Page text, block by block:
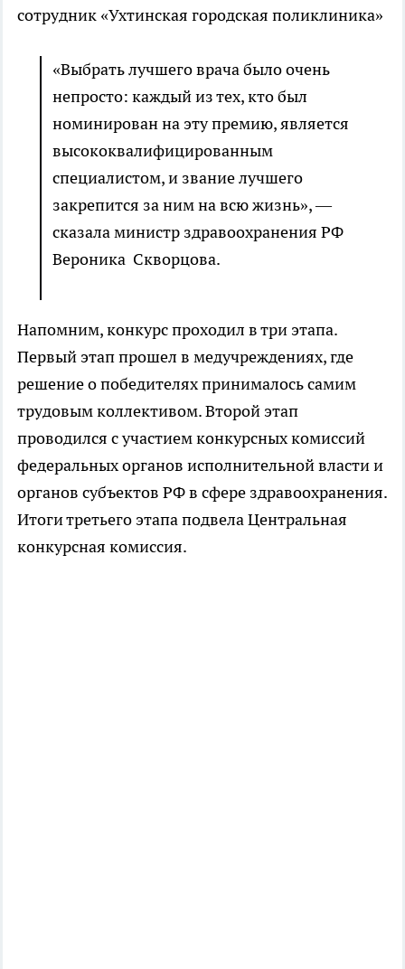
сотрудник «Ухтинская городская поликлиника»
«Выбрать лучшего врача было очень
непросто: каждый из тех, кто был
номинирован на эту премию, является
высококвалифицированным
специалистом, и звание лучшего
закрепится за ним на всю жизнь», —
сказала министр здравоохранения РФ
Вероника Скворцова.
Напомним, конкурс проходил в три этапа.
Первый этап прошел в медучреждениях, где
решение о победителях принималось самим
трудовым коллективом. Второй этап
проводился с участием конкурсных комиссий
федеральных органов исполнительной власти и
органов субъектов РФ в сфере здравоохранения.
Итоги третьего этапа подвела Центральная
конкурсная комиссия.